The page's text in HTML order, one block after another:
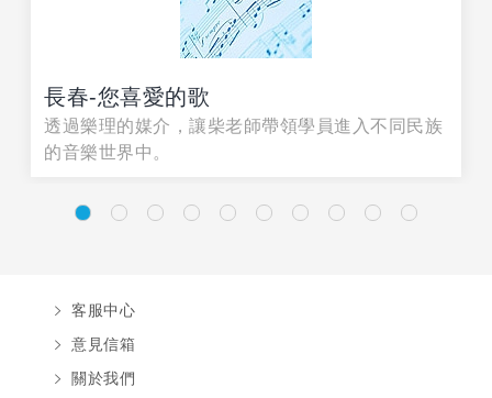
長春-您喜愛的歌
透過樂理的媒介，讓柴老師帶領學員進入不同民族
的音樂世界中。
客服中心
意見信箱
關於我們